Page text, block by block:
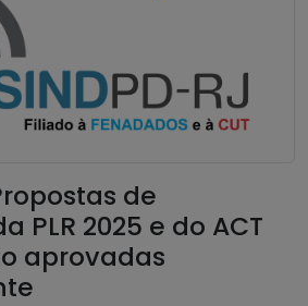
de
PLR 2025 e do ACT
aprovadas